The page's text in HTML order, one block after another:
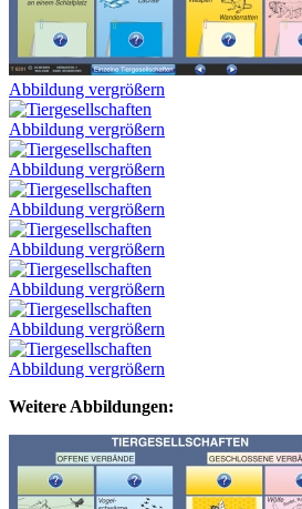
Abbildung vergrößern
Abbildung vergrößern
Abbildung vergrößern
Abbildung vergrößern
Abbildung vergrößern
Abbildung vergrößern
Abbildung vergrößern
Abbildung vergrößern
Weitere Abbildungen: